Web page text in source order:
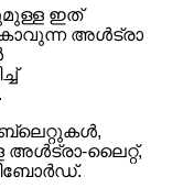
ഇത്
അൾട്രാ
അൾട്രാ-ലൈറ്റ്,